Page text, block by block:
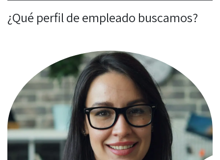
¿Qué perfil de empleado buscamos?